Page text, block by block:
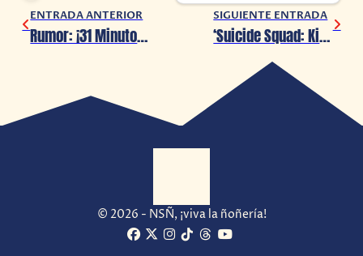
ENTRADA ANTERIOR
Rumor: ¡31 Minutos tendrá una nueva película!
SIGUIENTE ENTRADA
‘Suicide Squad: Kill the Justice League’ abre y cierra sus servidores por tremendo error
© 2026 - NSÑ, ¡viva la ñoñería!